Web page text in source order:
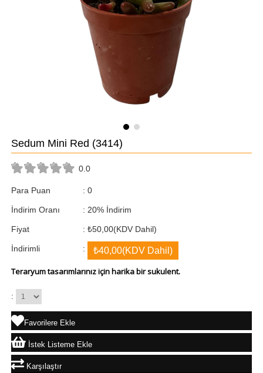
Sedum Mini Red (3414)
0.0
Para Puan : 0
İndirim Oranı : %
20 İndirim
Fiyat : ₺50,00(KDV Dahil)
İndirimli : ₺40,00(KDV Dahil)
Teraryum tasarımlarınız için harika bir sukulent.
:
Favorilere Ekle
İstek Listeme Ekle
Karşılaştır